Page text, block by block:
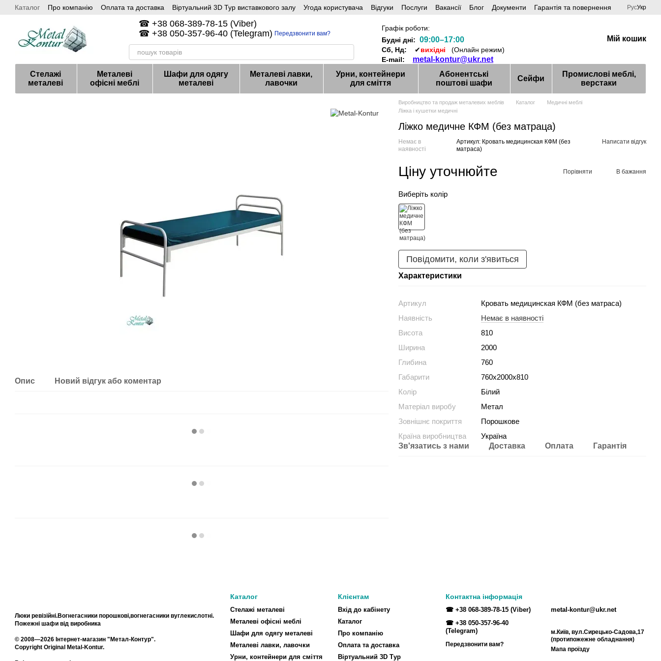
Перейти до основного контенту
Каталог Про компанію Оплата та доставка Віртуальний 3D Тур виставкового залу Угода користувача Відгуки Послуги Вакансії Блог Документи
Гарантія та повернення
РусУкр
☎ +38 068-389-78-15 (Viber)
☎ +38 050-357-96-40 (Telegram) Передзвонити вам?
Графік роботи:
Будні дні:09:00–17:00
Сб, Нд: ✔вихідні
(Онлайн режим)
E-mail:
metal-kontur@ukr.net
Мій кошик
Стелажі
металеві
Металеві
офісні меблі
Шафи для одягу
металеві
Металеві лавки,
лавочки
Урни, контейнери
для сміття
Абонентські
поштові шафи
Сейфи
Промислові меблі,
верстаки
Опис Новий відгук або коментар
Виробництво та продаж металевих меблів Каталог
Медичні меблі
Ліжка і кушетки медичні
Ліжко медичне КФМ (без матраца)
Немає в
наявності
Артикул: Кровать медицинская КФМ (без
матраса)
Написати відгук
Ціну уточнюйте Порівняти В бажання
Виберіть колір
Повідомити, коли з'явиться
Характеристики
Артикул
Кровать медицинская КФМ (без матраса)
Наявність
Немає в наявності
Висота
810
Ширина
2000
Глибина
760
Габарити
760х2000х810
Колір
Білий
Матеріал виробу
Метал
Зовнішнє покриття
Порошкове
Країна виробництва
Україна
Зв'язатись з нами
Доставка Оплата Гарантія
Люки ревізійні.Вогнегасники порошкові,вогнегасники вуглекислотні.
Пожежні шафи від виробника
© 2008—2026 Інтернет-магазин "Метал-Контур".
Copyright Original Metal-Kontur.
Каталог
Стелажі металеві
Металеві офісні меблі
Шафи для одягу металеві
Металеві лавки, лавочки
Урни, контейнери для сміття
Клієнтам
Вхід до кабінету
Каталог
Про компанію
Оплата та доставка
Віртуальний 3D Тур
Контактна інформація
☎ +38 068-389-78-15 (Viber)
☎ +38 050-357-96-40
(Telegram)
Передзвонити вам?
metal-kontur@ukr.net
м.Київ, вул.Сирецько-Садова,17
(протипожежне обладнання)
Мапа проїзду